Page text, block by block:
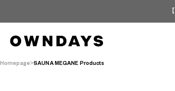
Homepage SAUNA MEGANE Products